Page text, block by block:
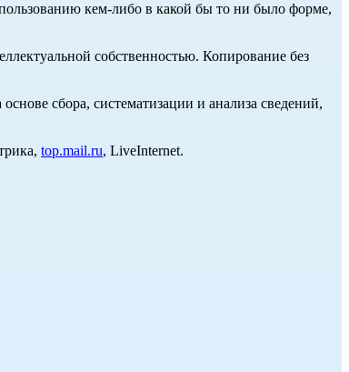
кем-либо в какой бы то ни было форме,
собственностью. Копирование без
сбора, систематизации и анализа сведений,
top.mail.ru, LiveInternet.